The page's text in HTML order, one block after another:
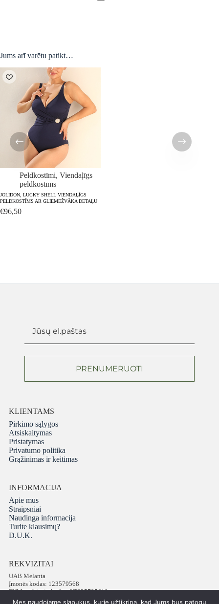
Jums arī varētu patikt…
Peldkostīmi, Viendaļīgs
peldkostīms
JOLIDON, LUCKY SHELL VIENDAĻĪGS
PELDKOSTĪMS AR GLIEMEŽVĀKA DETAĻU
€96,50
PRENUMERUOTI
KLIENTAMS
Pirkimo sąlygos
Atsiskaitymas
Pristatymas
Privatumo politika
Grąžinimas ir keitimas
INFORMACIJA
Apie mus
Straipsniai
Naudinga informacija
Turite klausimų?
D.U.K.
REKVIZITAI
UAB Melanta
Įmonės kodas: 123579568
PVM mokėtojo kodas: LT235795610
Adresas: Vokiečių g. 16, LT-01130 Vilnius
Mes naudojame slapukus, kurie užtikrina, kad Jums bus patogu